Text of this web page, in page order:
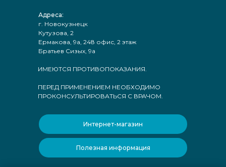
ИМЕЮТСЯ ПРОТИВОПОКАЗАНИЯ.
ПЕРЕД ПРИМЕНЕНИЕМ НЕОБХОДИМО
ПРОКОНСУЛЬТИРОВАТЬСЯ С ВРАЧОМ.
Адреса:
г. Новокузнецк
Кутузова, 2
Ермакова, 9а, 248 офис, 2 этаж
Братьев Сизых, 9а
Полезная информация
Интернет-магазин